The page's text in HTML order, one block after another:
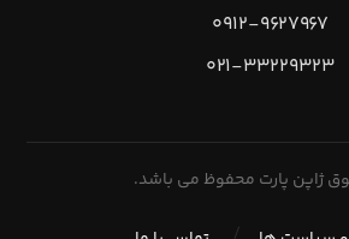
۰۹۱۲-۹۶۲۷۹۶۷
۰۲۱-۳۳۲۲۹۳۲۳
ژاپن پارت محفوظ می باشد.